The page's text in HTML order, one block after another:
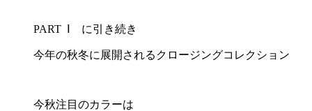
PART Ⅰ に引き続き
今年の秋冬に展開されるクロージングコレクション
今秋注目のカラーは